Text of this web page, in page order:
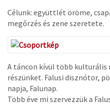
Célunk: együttlét öröme,
megőrzés és zene szeretete.
A táncon kívül több kulturális
részünket. Falusi disznótor,
napja, Falunap.
Több éve mi szervezzük a